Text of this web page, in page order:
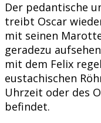
Der pedantische
treibt Oscar
mit seinen
geradezu
mit dem Felix
eustachischen
Uhrzeit oder des
befindet.